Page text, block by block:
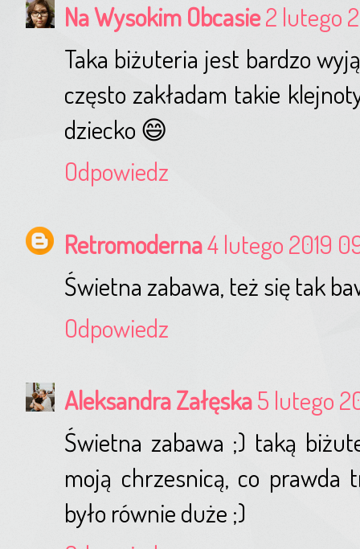
Na Wysokim Obcasie2 lutego
Taka biżuteria jest bardzo
często zakładam takie
dziecko 😄
Odpowiedz
Retromoderna4 lutego 2019
Świetna zabawa, też się tak
Odpowiedz
Aleksandra Załęska5 lutego
Świetna zabawa ;) taką
moją chrzesnicą, co prawda
było równie duże ;)